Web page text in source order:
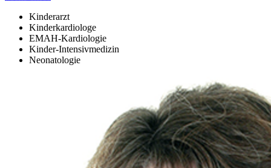
Kinderarzt
Kinderkardiologe
EMAH-Kardiologie
Kinder-Intensivmedizin
Neonatologie